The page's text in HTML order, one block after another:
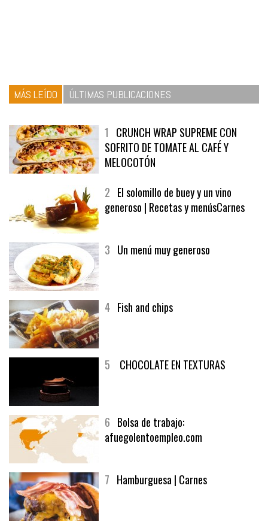
MÁS LEÍDO ÚLTIMAS PUBLICACIONES
1 CRUNCH WRAP SUPREME CON
SOFRITO DE TOMATE AL CAFÉ Y
MELOCOTÓN
2 El solomillo de buey y un vino
generoso | Recetas y menúsCarnes
3 Un menú muy generoso
4 Fish and chips
5 CHOCOLATE EN TEXTURAS
6 Bolsa de trabajo:
afuegolentoempleo.com
7 Hamburguesa | Carnes